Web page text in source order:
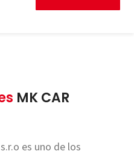
MK CAR
es uno de los